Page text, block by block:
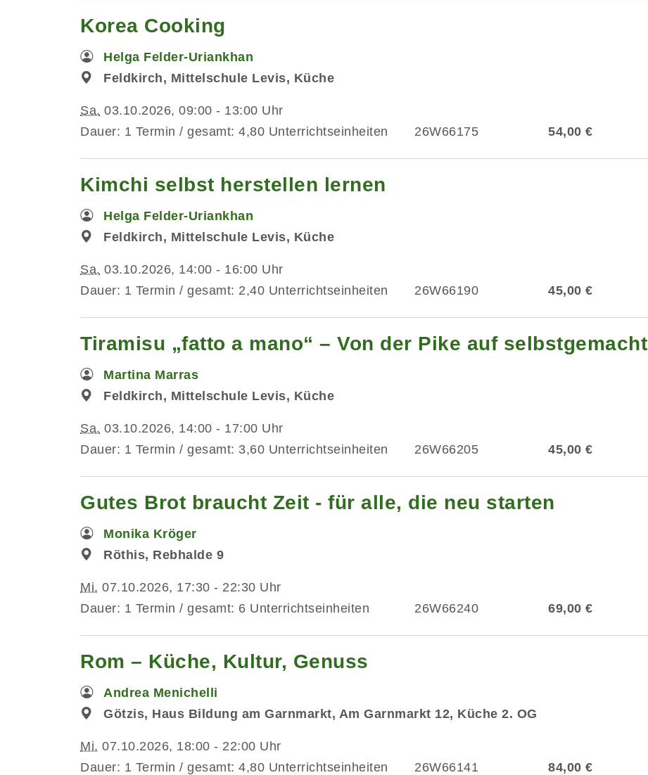
Korea Cooking
Helga Felder-Uriankhan
Feldkirch, Mittelschule Levis, Küche
Sa. 03.10.2026, 09:00 - 13:00 Uhr
Dauer: 1 Termin / gesamt: 4,80 Unterrichtseinheiten
26W66175 54,00 €
Kimchi selbst herstellen lernen
Helga Felder-Uriankhan
Feldkirch, Mittelschule Levis, Küche
Sa. 03.10.2026, 14:00 - 16:00 Uhr
Dauer: 1 Termin / gesamt: 2,40 Unterrichtseinheiten
26W66190 45,00 €
Tiramisu „fatto a mano“ – Von der Pike auf selbstgemacht
Martina Marras
Feldkirch, Mittelschule Levis, Küche
Sa. 03.10.2026, 14:00 - 17:00 Uhr
Dauer: 1 Termin / gesamt: 3,60 Unterrichtseinheiten
26W66205 45,00 €
Gutes Brot braucht Zeit - für alle, die neu starten
Monika Kröger
Röthis, Rebhalde 9
Mi. 07.10.2026, 17:30 - 22:30 Uhr
Dauer: 1 Termin / gesamt: 6 Unterrichtseinheiten
26W66240 69,00 €
Rom – Küche, Kultur, Genuss
Andrea Menichelli
Götzis, Haus Bildung am Garnmarkt, Am Garnmarkt 12, Küche 2. OG
Mi. 07.10.2026, 18:00 - 22:00 Uhr
Dauer: 1 Termin / gesamt: 4,80 Unterrichtseinheiten
26W66141 84,00 €